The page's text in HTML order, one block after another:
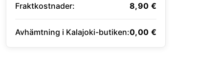
Fraktkostnader: 8,90 €
Avhämtning i Kalajoki-butiken:0,00 €